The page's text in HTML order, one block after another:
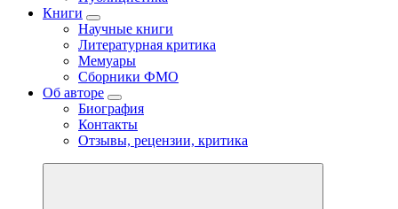
Книги
Научные книги
Литературная критика
Мемуары
Сборники ФМО
Об авторе
Биография
Контакты
Отзывы, рецензии, критика